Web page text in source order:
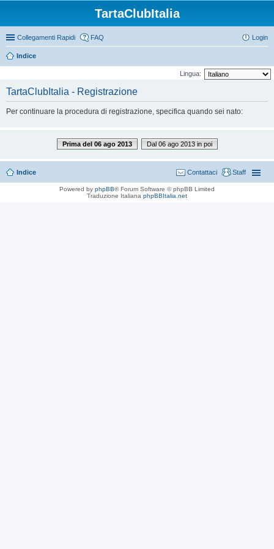
TartaClubItalia
Collegamenti Rapidi FAQ Login
Indice
Lingua:
TartaClubItalia - Registrazione
Per continuare la procedura di registrazione, specifica quando sei nato:
Prima del 06 ago 2013 Dal 06 ago 2013 in poi
Indice Staff
Contattaci
Powered by phpBB® Forum Software © phpBB Limited
Traduzione Italiana phpBBItalia.net